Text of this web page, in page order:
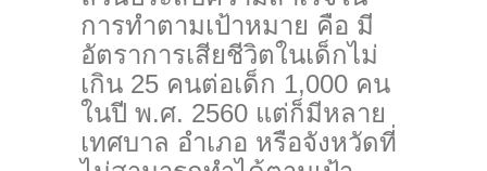
การทำตามเป้าหมาย คือ มี
อัตราการเสียชีวิตในเด็กไม่
เกิน 25 คนต่อเด็ก 1,000 คน
ในปี พ.ศ. 2560 แต่ก็มีหลาย
เทศบาล อำเภอ หรือจังหวัดที่